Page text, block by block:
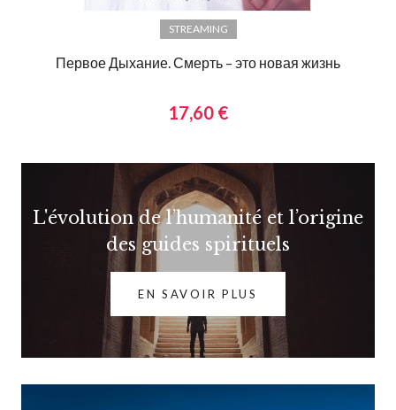
STREAMING
Первое Дыхание. Смерть – это новая жизнь
17,60 €
L'évolution de l’humanité et l’origine
des guides spirituels
EN SAVOIR PLUS